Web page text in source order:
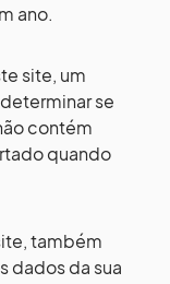
ano.
site, um
se
contém
quando
também
dados da sua